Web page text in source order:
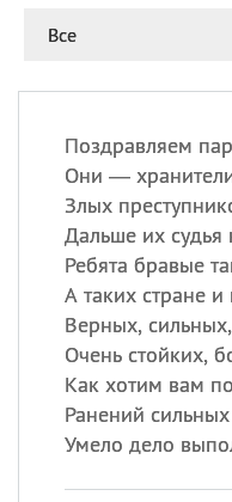
Все
Поздравляем
Они —
Злых
Дальше их судья
Ребята бравые
А таких стране
Верных,
Очень стойких,
Как хотим вам
Ранений сильных
Умело дело